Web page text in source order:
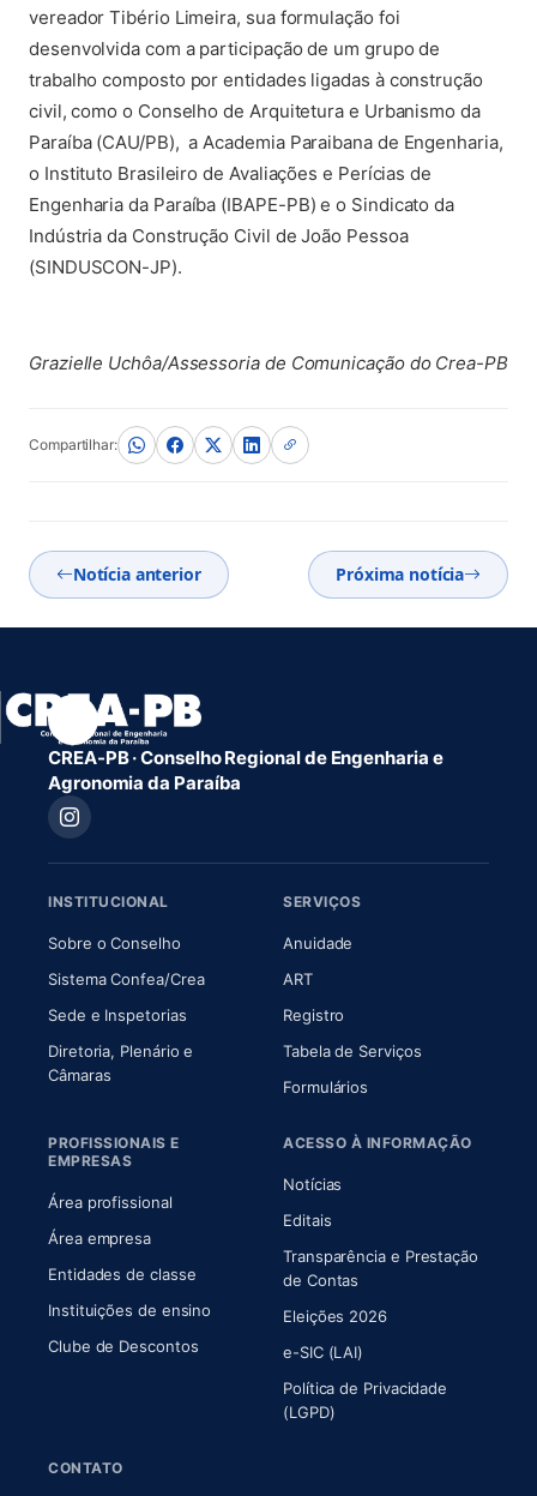
vereador Tibério Limeira, sua formulação foi
desenvolvida com a participação de um grupo de
trabalho composto por entidades ligadas à construção
civil, como o Conselho de Arquitetura e Urbanismo da
Paraíba (CAU/PB), a Academia Paraibana de Engenharia,
o Instituto Brasileiro de Avaliações e Perícias de
Engenharia da Paraíba (IBAPE-PB) e o Sindicato da
Indústria da Construção Civil de João Pessoa
(SINDUSCON-JP).
Grazielle Uchôa/Assessoria de Comunicação do Crea-PB
Compartilhar:
Notícia anterior Próxima notícia
CREA-PB · Conselho Regional de Engenharia e
Agronomia da Paraíba
INSTITUCIONAL
Sobre o Conselho(abre em nova aba)
Sistema Confea/Crea(abre em nova aba)
Sede e Inspetorias
Diretoria, Plenário e
Câmaras(abre em nova aba)
SERVIÇOS
Anuidade
ART(abre em nova aba)
Registro
Tabela de Serviços
Formulários
PROFISSIONAIS E
EMPRESAS
Área profissional
Área empresa
Entidades de classe
Instituições de ensino
Clube de Descontos
ACESSO À INFORMAÇÃO
Notícias
Editais
Transparência e Prestação
de Contas
Eleições 2026
e-SIC (LAI)
Política de Privacidade
(LGPD)
CONTATO